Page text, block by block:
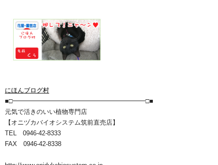
にほんブログ村
■□━━━━━━━━━━━━━━━━━━━━━□■
元気で活きのいい植物専門店
【オニヅカバイオシステム筑前直売店】
TEL 0946-42-8333
FAX 0946-42-8338